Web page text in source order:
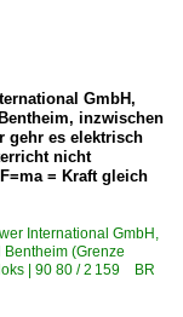
GmbH,
inzwischen
gehr es elektrisch
nicht
= Kraft gleich
International GmbH,
Bentheim (Grenze
| 90 80 / 2 159 BR